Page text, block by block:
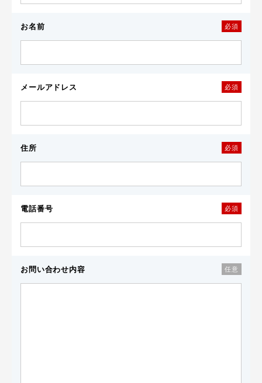
お名前 必須
メールアドレス 必須
住所 必須
電話番号 必須
お問い合わせ内容 任意